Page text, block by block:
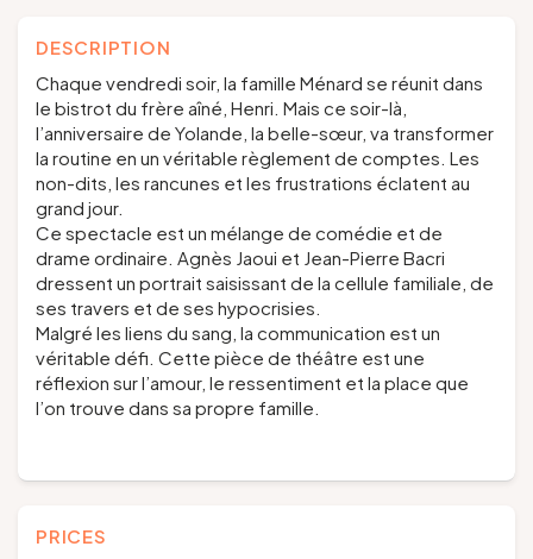
DESCRIPTION
Chaque vendredi soir, la famille Ménard se réunit dans
le bistrot du frère aîné, Henri. Mais ce soir-là,
l’anniversaire de Yolande, la belle-sœur, va transformer
la routine en un véritable règlement de comptes. Les
non-dits, les rancunes et les frustrations éclatent au
grand jour.
Ce spectacle est un mélange de comédie et de
drame ordinaire. Agnès Jaoui et Jean-Pierre Bacri
dressent un portrait saisissant de la cellule familiale, de
ses travers et de ses hypocrisies.
Malgré les liens du sang, la communication est un
véritable défi. Cette pièce de théâtre est une
réflexion sur l’amour, le ressentiment et la place que
l’on trouve dans sa propre famille.
PRICES